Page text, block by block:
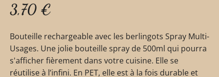
3,70 €
Bouteille rechargeable avec les berlingots Spray MuIti-
Usages. Une jolie bouteille spray de 500ml qui pourra
s'afficher fièrement dans votre cuisine. Elle se
réutilise à l’infini. En PET, elle est à la fois durable et